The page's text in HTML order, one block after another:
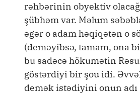
rəhbərinin obyektiv
şübhəm var. Məlum
əgər o adam həqiqətən o
(deməyibsə, tamam, ona
bu sadəcə hökumətin
göstərdiyi bir şou idi.
demək istədiyini onun adı